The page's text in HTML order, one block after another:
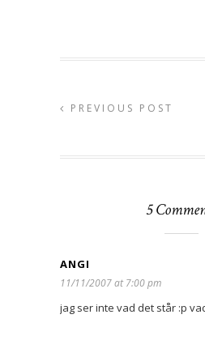
PREVIOUS POST
5
ANGI
11/11/2007 at 7:00 pm
jag ser inte vad det står :p